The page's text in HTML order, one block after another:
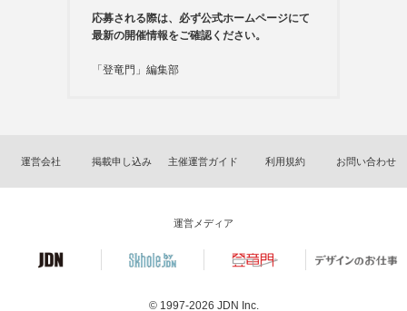
応募される際は、必ず公式ホームページにて
最新の開催情報をご確認ください。
「登竜門」編集部
運営会社 掲載申し込み 主催運営ガイド 利用規約 お問い合わせ
運営メディア
© 1997-2026 JDN Inc.